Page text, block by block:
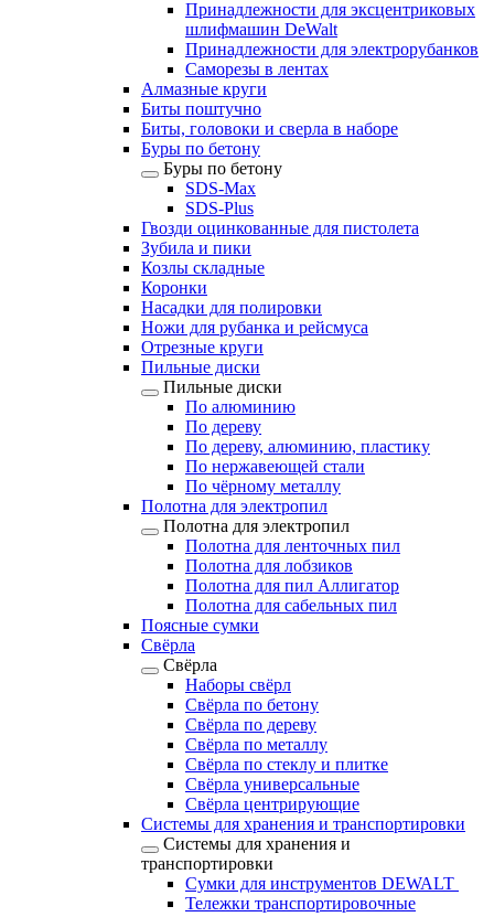
Принадлежности для эксцентриковых
шлифмашин DeWalt
Принадлежности для электрорубанков
Саморезы в лентах
Алмазные круги
Биты поштучно
Биты, головоки и сверла в наборе
Буры по бетону
Буры по бетону
SDS-Max
SDS-Plus
Гвозди оцинкованные для пистолета
Зубила и пики
Козлы складные
Коронки
Насадки для полировки
Ножи для рубанка и рейсмуса
Отрезные круги
Пильные диски
Пильные диски
По алюминию
По дереву
По дереву, алюминию, пластику
По нержавеющей стали
По чёрному металлу
Полотна для электропил
Полотна для электропил
Полотна для ленточных пил
Полотна для лобзиков
Полотна для пил Аллигатор
Полотна для сабельных пил
Поясные сумки
Свёрла
Свёрла
Наборы свёрл
Свёрла по бетону
Свёрла по дереву
Свёрла по металлу
Свёрла по стеклу и плитке
Свёрла универсальные
Свёрла центрирующие
Системы для хранения и транспортировки
Системы для хранения и
транспортировки
Сумки для инструментов DEWALT
Тележки транспортировочные